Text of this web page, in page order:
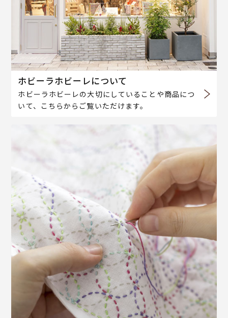
ホビーラホビーレについて
ホビーラホビーレの大切にしていることや商品につ
いて、こちらからご覧いただけます。